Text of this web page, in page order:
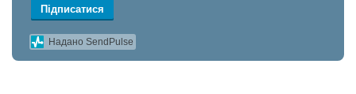
Підписатися
Надано SendPulse